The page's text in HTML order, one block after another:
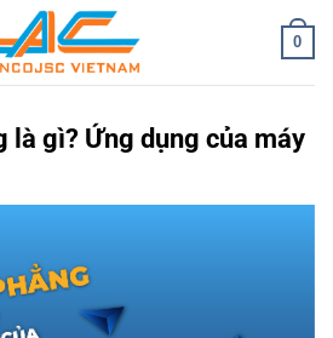
0
là gì? Ứng dụng của máy